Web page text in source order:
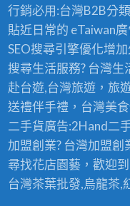
行銷必用:台灣B2B分
貼近日常的 eTaiwan
SEO搜尋引擎優化增
搜尋生活服務? 台灣生
赴台遊,台灣旅遊，旅
送禮伴手禮，台灣美食
二手貨廣告:2Hand二
加盟創業? 台灣加盟創
尋找花店園藝，歡迎到
台灣茶葉批發,烏龍茶,